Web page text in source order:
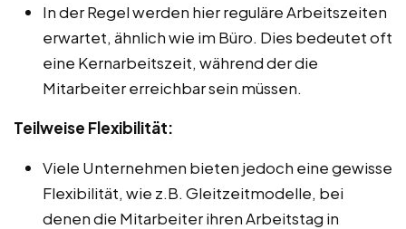
In der Regel werden hier reguläre Arbeitszeiten
erwartet, ähnlich wie im Büro. Dies bedeutet oft
eine Kernarbeitszeit, während der die
Mitarbeiter erreichbar sein müssen.
Teilweise Flexibilität:
Viele Unternehmen bieten jedoch eine gewisse
Flexibilität, wie z.B. Gleitzeitmodelle, bei
denen die Mitarbeiter ihren Arbeitstag in